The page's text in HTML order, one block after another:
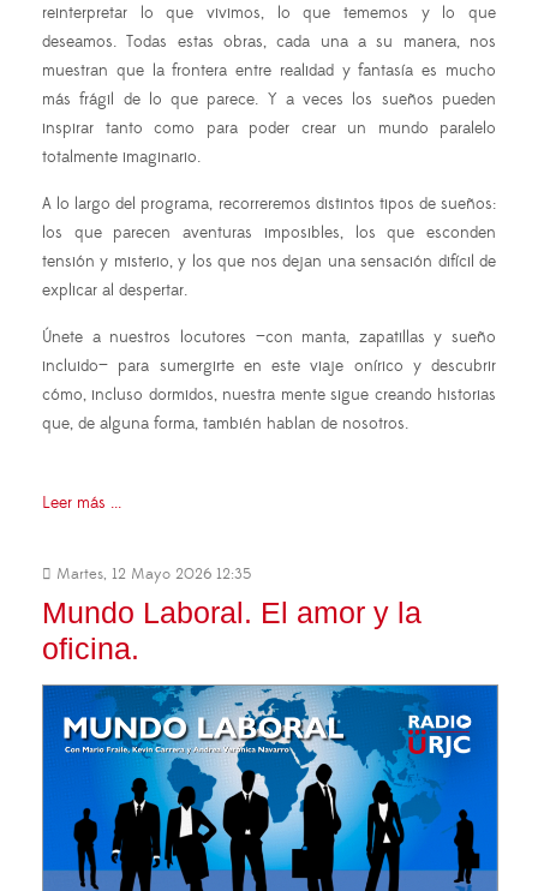
reinterpretar lo que vivimos, lo que tememos y lo que
deseamos. Todas estas obras, cada una a su manera, nos
muestran que la frontera entre realidad y fantasía es mucho
más frágil de lo que parece. Y a veces los sueños pueden
inspirar tanto como para poder crear un mundo paralelo
totalmente imaginario.
A lo largo del programa, recorreremos distintos tipos de sueños:
los que parecen aventuras imposibles, los que esconden
tensión y misterio, y los que nos dejan una sensación difícil de
explicar al despertar.
Únete a nuestros locutores —con manta, zapatillas y sueño
incluido— para sumergirte en este viaje onírico y descubrir
cómo, incluso dormidos, nuestra mente sigue creando historias
que, de alguna forma, también hablan de nosotros.
Leer más ...
Martes, 12 Mayo 2026 12:35
Mundo Laboral. El amor y la
oficina.